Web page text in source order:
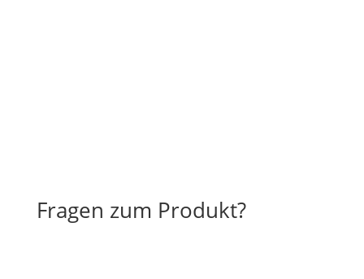
Fragen zum Produkt?